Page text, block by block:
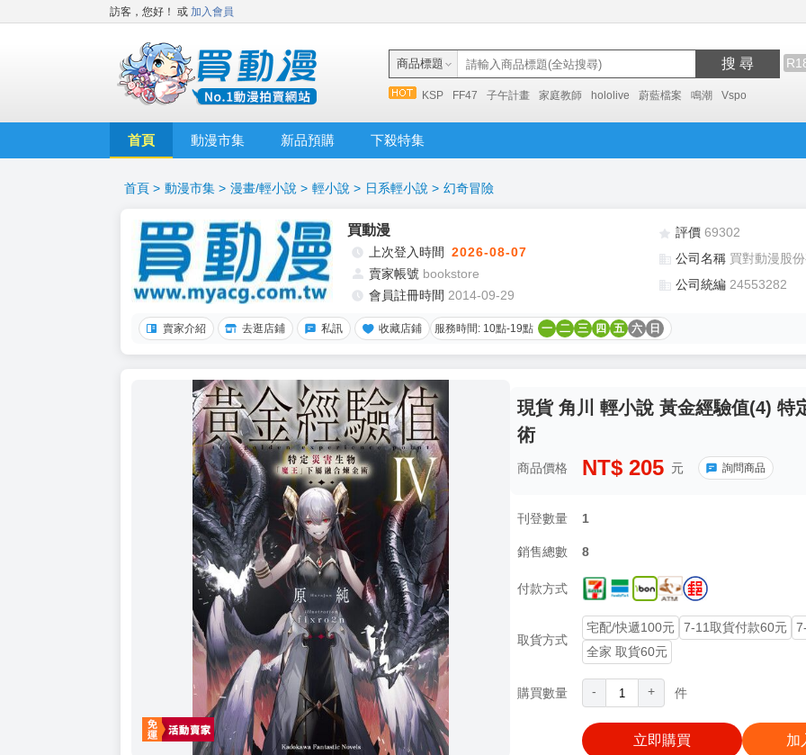
訪客，您好！ 或 加入會員
商品標題 搜 尋
KSP FF47 子午計畫 家庭教師 hololive 蔚藍檔案 鳴潮 Vspo
首頁 動漫市集 新品預購 下殺特集
首頁 > 動漫市集 > 漫畫/輕小說 > 輕小說 > 日系輕小說 > 幻奇冒險
買動漫
上次登入時間 2026-08-07
賣家帳號 bookstore
會員註冊時間 2014-09-29
評價 69302
公司名稱 買對動漫股
公司統編 24553282
賣家介紹 去逛店鋪 私訊 收藏店鋪 服務時間: 10點-19點 一 二 三 四 五 六 日
現貨 角川 輕小說 黃金經驗值(4) 特
術
商品價格 NT$ 205 元 詢問商品
刊登數量 1
銷售總數 8
付款方式
取貨方式
宅配/快遞100元 7-11取貨付款60元
全家 取貨60元
購買數量 - + 件
立即購買 加